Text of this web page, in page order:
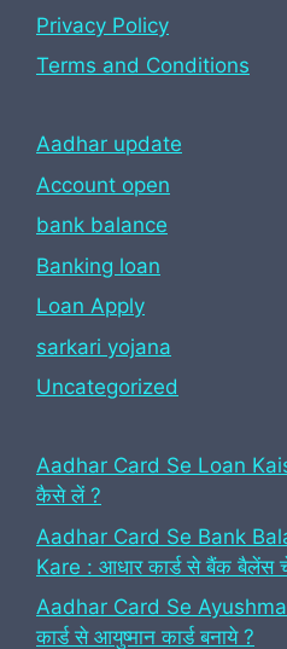
Privacy Policy
Terms and Conditions
Aadhar update
Account open
bank balance
Banking loan
Loan Apply
sarkari yojana
Uncategorized
Aadhar Card Se Loan
कैसे लें ?
Aadhar Card Se Bank
Kare : आधार कार्ड से बैंक
Aadhar Card Se
कार्ड से आयुष्मान कार्ड बनाये ?